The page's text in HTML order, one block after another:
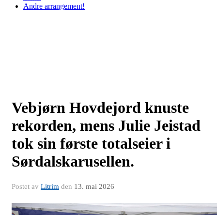
Andre arrangement!
Vebjørn Hovdejord knuste
rekorden, mens Julie Jeistad
tok sin første totalseier i
Sørdalskarusellen.
Postet av Litrim den 13. mai 2026